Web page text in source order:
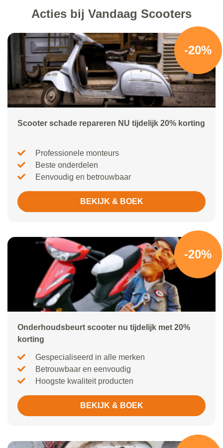
Acties bij Vandaag Scooters
-20%
Scooter schade repareren NU tijdelijk 20% korting
Professionele monteurs
Beste onderdelen
Eenvoudig en betrouwbaar
BEKIJK & BOEK
-20%
Onderhoudsbeurt scooter nu tijdelijk met 20%
korting
Gespecialiseerd in alle merken
Betrouwbaar en eenvoudig
Hoogste kwaliteit producten
BEKIJK & BOEK